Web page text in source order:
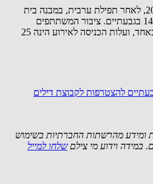
האירוע ייערך הערב בשעה 20:30, לאחר תפילת ערבית, במבנה בית
חב"ד הממוקם ברחוב כצנלסון 145 בגבעתיים. ציבור המשתתפים
בפעילות מיועד לגברים ולנשים כאחד, ועלות הכניסה לאירוע הינה 25
להצטרפות לקבוצת דילים
ומידע מהרשתות החברתיות בשימוש
שלחו למייל